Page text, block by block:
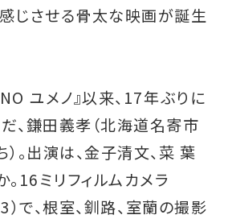
じさせる骨太な映画が誕生
ユメノ』以来、17年ぶりに
、鎌田義孝（北海道名寄市
。出演は、金子清文、菜 葉
16ミリフィルムカメラ
で、根室、釧路、室蘭の撮影